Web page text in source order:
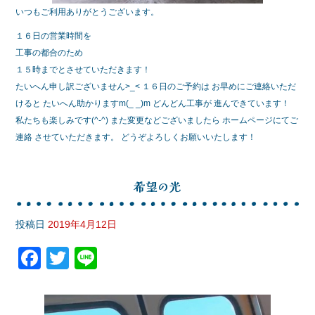
いつもご利用ありがとうございます。
１６日の営業時間を
工事の都合のため
１５時までとさせていただきます！
たいへん申し訳ございません>_< １６日のご予約は お早めにご連絡いただ
けると たいへん助かりますm(_ _)m どんどん工事が 進んできています！
私たちも楽しみです(^-^) また変更などございましたら ホームページにてご
連絡 させていただきます。 どうぞよろしくお願いいたします！
希望の光
投稿日 2019年4月12日
F
c
T
tt
e